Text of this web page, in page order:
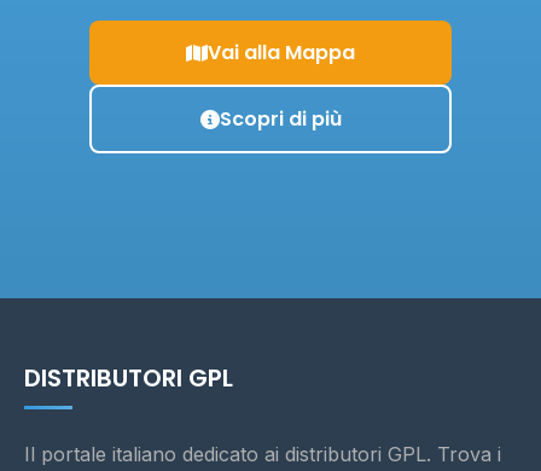
Vai alla Mappa
Scopri di più
DISTRIBUTORI GPL
Il portale italiano dedicato ai distributori GPL. Trova i